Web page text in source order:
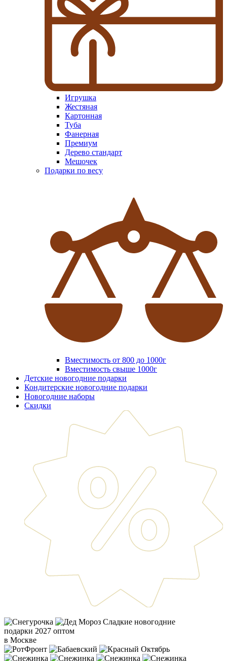
Игрушка
Жестяная
Картонная
Туба
Фанерная
Премиум
Дерево стандарт
Мешочек
Подарки по весу
Вместимость от 800 до 1000г
Вместимость свыше 1000г
Детские новогодние подарки
Кондитерские новогодние подарки
Новогодние наборы
Скидки
Сладкие новогодние
подарки 2027 оптом
в Москве